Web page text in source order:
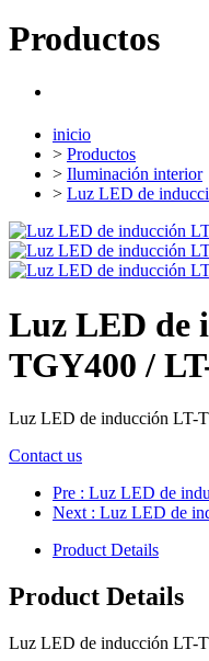
Productos
inicio
> Productos
> Iluminación interior
> Luz LED de
Luz LED de
TGY400 /
Luz LED de inducción LT-
Contact us
Pre : Luz LED de
Next : Luz LED de
Product Details
Product Details
Luz LED de inducción LT-